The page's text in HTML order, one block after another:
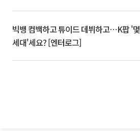
빅뱅 컴백하고 튜이드 데뷔하고⋯K팝 '몇
세대'세요? [엔터로그]